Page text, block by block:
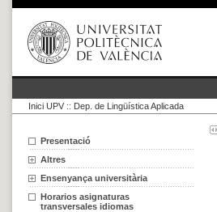
Inici UPV :: Dep. de Lingüística Aplicada
Presentació
Altres
Ensenyança universitària
Horarios asignaturas
transversales idiomas